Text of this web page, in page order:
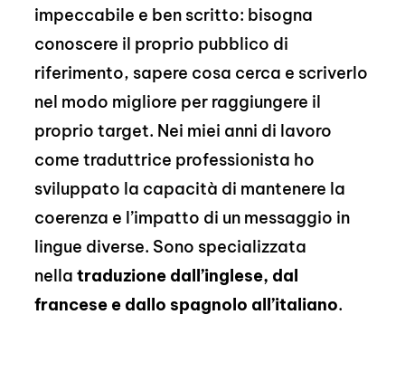
impeccabile e ben scritto: bisogna
conoscere il proprio pubblico di
riferimento, sapere cosa cerca e scriverlo
nel modo migliore per raggiungere il
proprio target. Nei miei anni di lavoro
come traduttrice professionista ho
sviluppato la capacità di mantenere la
coerenza e l’impatto di un messaggio in
lingue diverse. Sono specializzata
nellatraduzione dall’inglese, dal
francese e dallo spagnolo all’italiano.